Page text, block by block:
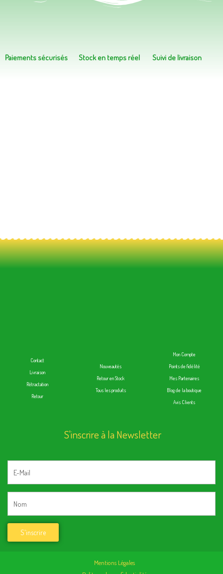
Paiements sécurisés Stock en temps réel Suivi de livraison
Contact
Livraison
Rétractation
Retour
Nouveautés
Retour en Stock
Tous les produits
Mon Compte
Points de fidélité
Mes Partenaires
Blog de la boutique
Avis Clients
S'inscrire à la Newsletter
Mentions Légales